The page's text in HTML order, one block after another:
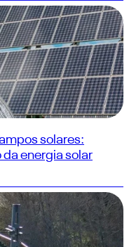
solares:
energia solar